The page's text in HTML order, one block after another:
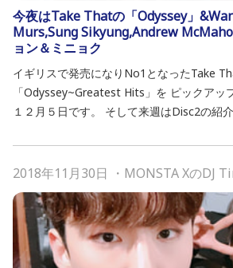
今夜はTake Thatの「Odyssey」
Murs,Sung Sikyung,Andrew
ョン＆ミニョク
イギリスで発売になりNo1となったTake
「Odyssey~Greatest Hits」を ピックアッ
１２月５日です。 そして来週はDisc2の紹
2018年11月30日 ・ MONSTA XのDJ